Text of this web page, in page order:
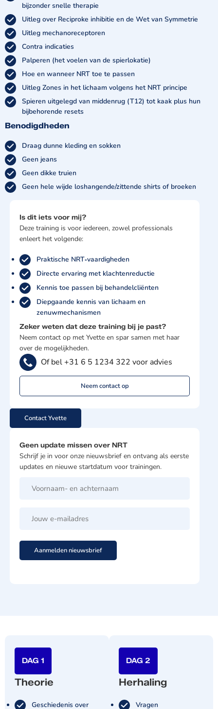
bijzonder snelle therapie
Uitleg over Reciproke inhibitie en de Wet van Symmetrie
Uitleg mechanoreceptoren
Contra indicaties
Palperen (het voelen van de spierlokatie)
Hoe en wanneer NRT toe te passen
Uitleg Zones in het lichaam volgens het NRT principe
Spieren uitgelegd van middenrug (T12) tot kaak plus hun
bijbehorende resets
Benodigdheden
Draag dunne kleding en sokken
Geen jeans
Geen dikke truien
Geen hele wijde loshangende/zittende shirts of broeken
Is dit iets voor mij?
Deze training is voor iedereen, zowel professionals
enleert het volgende:
Praktische NRT‑vaardigheden
Directe ervaring met klachtenreductie
Kennis toe passen bij behandelcliënten
Diepgaande kennis van lichaam en
zenuwmechanismen
Zeker weten dat deze training bij je past?
Neem contact op met Yvette en spar samen met haar
over de mogelijkheden.
Of bel +31 6 5 1234 322 voor advies
Neem contact op
Contact Yvette
Geen update missen over NRT
Schrijf je in voor onze nieuwsbrief en ontvang als eerste
updates en nieuwe startdatum voor trainingen.
DAG 1
Theorie
Geschiedenis over
DAG 2
Herhaling
Vragen